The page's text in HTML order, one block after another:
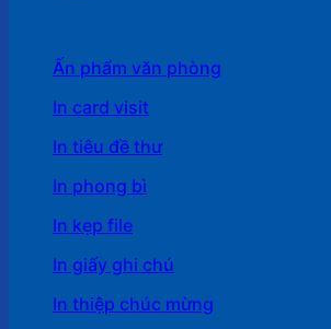
Ấn phẩm văn phòng
In card visit
In tiêu đề thư
In phong bì
In kẹp file
In giấy ghi chú
In thiệp chúc mừng